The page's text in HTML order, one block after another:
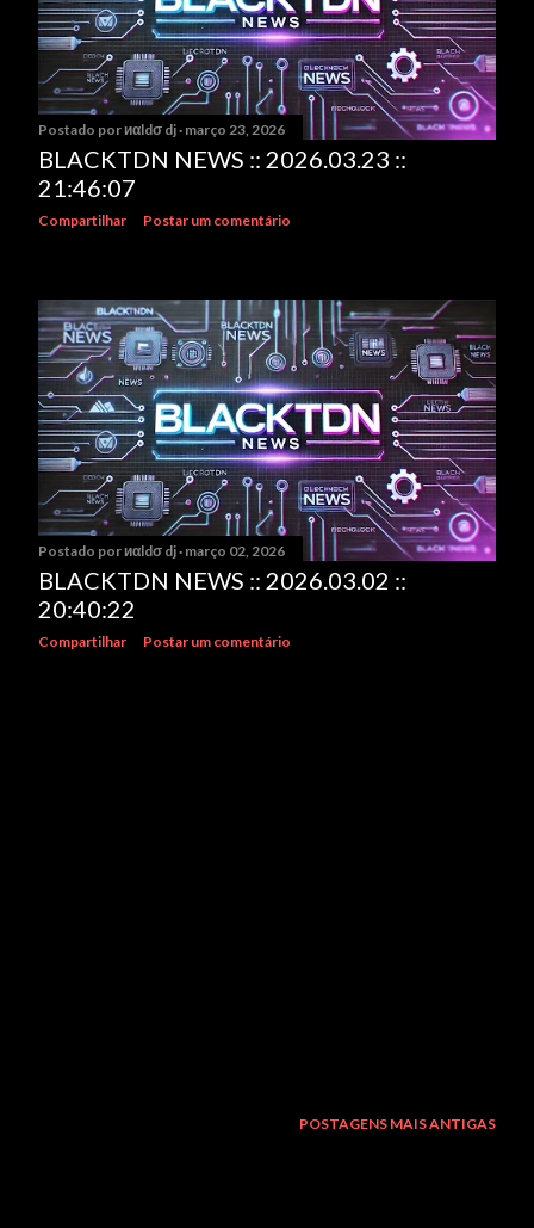
Postado por иαldσ dj março 23, 2026
BLACKTDN NEWS :: 2026.03.23 ::
21:46:07
Compartilhar Postar um comentário
Postado por иαldσ dj março 02, 2026
BLACKTDN NEWS :: 2026.03.02 ::
20:40:22
Compartilhar Postar um comentário
POSTAGENS MAIS ANTIGAS